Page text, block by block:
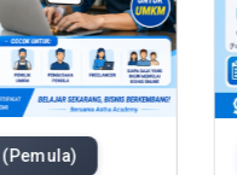
(Pemula)